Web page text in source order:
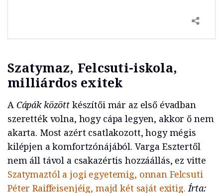
Szatymaz, Felcsuti-iskola,
milliárdos exitek
A Cápák között készítői már az első évadban
szerették volna, hogy cápa legyen, akkor ő nem
akarta. Most azért csatlakozott, hogy mégis
kilépjen a komfortzónájából. Varga Esztertől
nem áll távol a csakazértis hozzáállás, ez vitte
Szatymaztól a jogi egyetemig, onnan Felcsuti
Péter Raiffeisenjéig, majd két saját exitig. Írta: